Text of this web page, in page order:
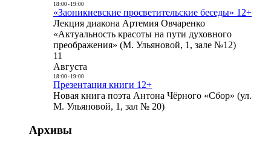
18:00- 19:00
«Заоникиевские просветительские беседы» 12+
Лекция диакона Артемия Овчаренко
«Актуальность красоты на пути духовного
преображения» (М. Ульяновой, 1, зале №12)
11
Августа
18:00- 19:00
Презентация книги 12+
Новая книга поэта Антона Чёрного «Сбор» (ул.
М. Ульяновой, 1, зал № 20)
Архивы